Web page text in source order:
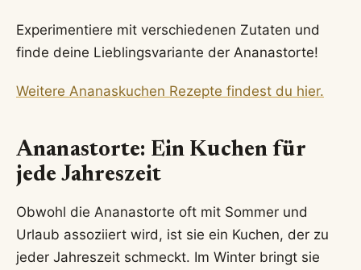
Experimentiere mit verschiedenen Zutaten und
finde deine Lieblingsvariante der Ananastorte!
Weitere Ananaskuchen Rezepte findest du hier.
Ananastorte: Ein Kuchen für
jede Jahreszeit
Obwohl die Ananastorte oft mit Sommer und
Urlaub assoziiert wird, ist sie ein Kuchen, der zu
jeder Jahreszeit schmeckt. Im Winter bringt sie